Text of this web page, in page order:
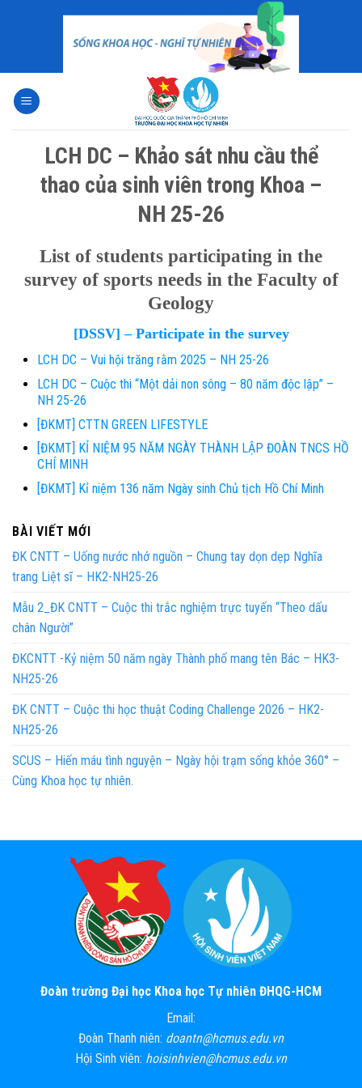
LCH DC – Khảo sát nhu cầu thể
thao của sinh viên trong Khoa –
NH 25-26
List of students participating in the
survey of sports needs in the Faculty of
Geology
[DSSV] – Participate in the survey
LCH DC – Vui hội trăng rằm 2025 – NH 25-26
LCH DC – Cuộc thi “Một dải non sông – 80 năm độc lập” –
NH 25-26
[ĐKMT] CTTN GREEN LIFESTYLE
[ĐKMT] KỈ NIỆM 95 NĂM NGÀY THÀNH LẬP ĐOÀN TNCS HỒ
CHÍ MINH
[ĐKMT] Kỉ niệm 136 năm Ngày sinh Chủ tịch Hồ Chí Minh
BÀI VIẾT MỚI
ĐK CNTT – Uống nước nhớ nguồn – Chung tay dọn dẹp Nghĩa
trang Liệt sĩ – HK2-NH25-26
Mẫu 2_ĐK CNTT – Cuộc thi trắc nghiệm trực tuyến “Theo dấu
chân Người”
ĐKCNTT -Kỷ niệm 50 năm ngày Thành phố mang tên Bác – HK3-
NH25-26
ĐK CNTT – Cuộc thi học thuật Coding Challenge 2026 – HK2-
NH25-26
SCUS – Hiến máu tình nguyện – Ngày hội trạm sống khỏe 360° –
Cùng Khoa học tự nhiên.
Đoàn trường Đại học Khoa học Tự nhiên ĐHQG-HCM
Email:
Đoàn Thanh niên: doantn@hcmus.edu.vn
Hội Sinh viên: hoisinhvien@hcmus.edu.vn